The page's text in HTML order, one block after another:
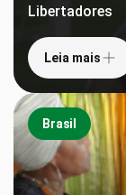
Libertadores
Leia mais
Brasil